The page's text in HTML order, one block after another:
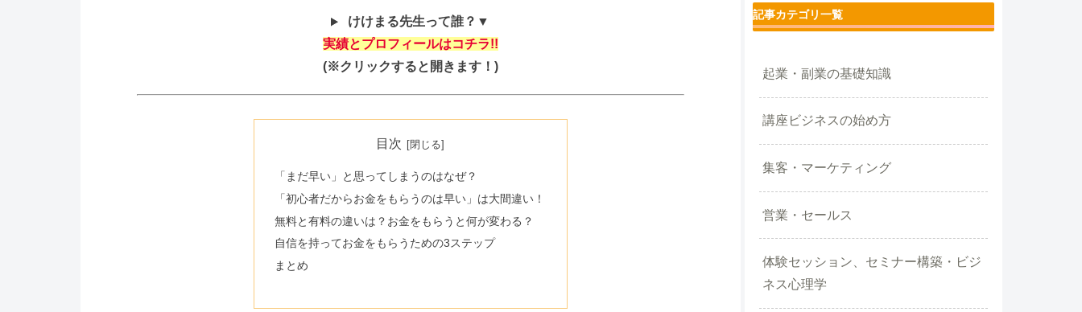
けけまる先生って誰？▼
実績とプロフィールはコチラ!!
(※クリックすると開きます！)
目次
「まだ早い」と思ってしまうのはなぜ？
「初心者だからお金をもらうのは早い」は大間違い！
無料と有料の違いは？お金をもらうと何が変わる？
自信を持ってお金をもらうための3ステップ
まとめ
記事カテゴリ一覧
起業・副業の基礎知識
講座ビジネスの始め方
集客・マーケティング
営業・セールス
体験セッション、セミナー構築・ビジ
ネス心理学